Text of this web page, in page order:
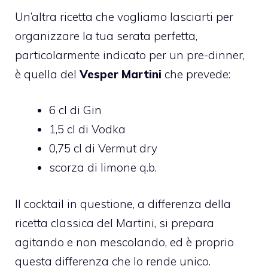
Un’altra ricetta che vogliamo lasciarti per
organizzare la tua serata perfetta,
particolarmente indicato per un pre-dinner,
è quella delVesper Martini che prevede:
6 cl di Gin
1,5 cl di Vodka
0,75 cl di Vermut dry
scorza di limone q.b.
Il cocktail in questione, a differenza della
ricetta classica del Martini, si prepara
agitando e non mescolando, ed è proprio
questa differenza che lo rende unico.